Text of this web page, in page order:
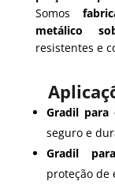
Somos
metálico
resistentes e
Gradil para
seguro e
Gradil
proteção de